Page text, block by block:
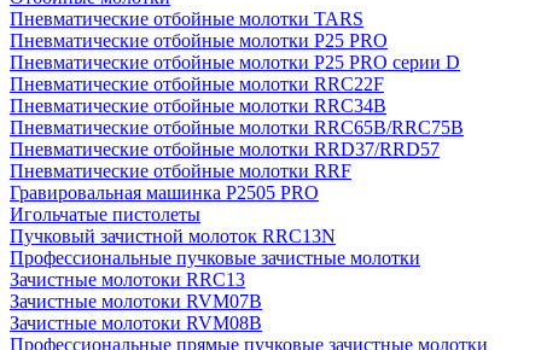
Пневматические отбойные молотки TARS
Пневматические отбойные молотки P25 PRO
Пневматические отбойные молотки P25 PRO серии D
Пневматические отбойные молотки RRC22F
Пневматические отбойные молотки RRC34B
Пневматические отбойные молотки RRC65B/RRC75B
Пневматические отбойные молотки RRD37/RRD57
Пневматические отбойные молотки RRF
Гравировальная машинка P2505 PRO
Игольчатые пистолеты
Пучковый зачистной молоток RRC13N
Профессиональные пучковые зачистные молотки
Зачистные молотоки RRC13
Зачистные молотоки RVM07B
Зачистные молотоки RVM08B
Профессиональные прямые пучковые зачистные молотки